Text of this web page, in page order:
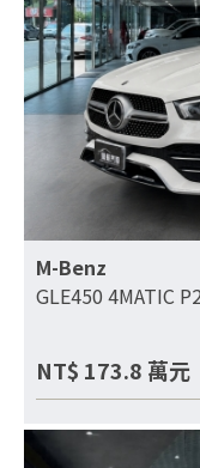
M-Benz
GLE450 4MATIC
NT$ 173.8 萬元